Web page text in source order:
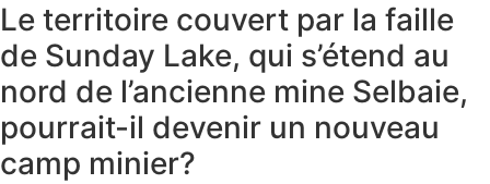
Le territoire couvert par la faille
de Sunday Lake, qui s’étend au
nord de l’ancienne mine Selbaie,
pourrait-il devenir un nouveau
camp minier?